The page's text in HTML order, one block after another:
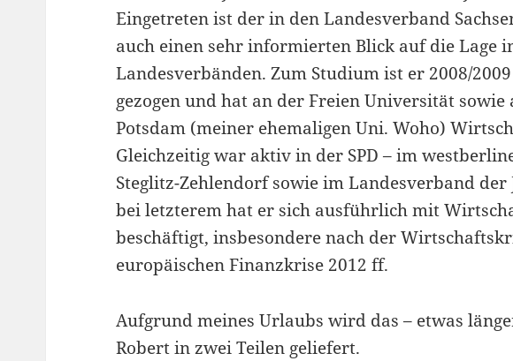
Eingetreten ist der in den Landesverband
auch einen sehr informierten Blick auf die Lage
Landesverbänden. Zum Studium ist er 2008/
gezogen und hat an der Freien Universität
Potsdam (meiner ehemaligen Uni. Woho)
Gleichzeitig war aktiv in der SPD – im
Steglitz-Zehlendorf sowie im Landesverband der
bei letzterem hat er sich ausführlich mit
beschäftigt, insbesondere nach der
europäischen Finanzkrise 2012 ff.
Aufgrund meines Urlaubs wird das – etwas
Robert in zwei Teilen geliefert.